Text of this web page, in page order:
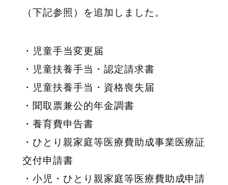
（下記参照）を追加しました。
・児童手当変更届
・児童扶養手当・認定請求書
・児童扶養手当・資格喪失届
・聞取票兼公的年金調書
・養育費申告書
・ひとり親家庭等医療費助成事業医療証
交付申請書
・小児・ひとり親家庭等医療費助成申請